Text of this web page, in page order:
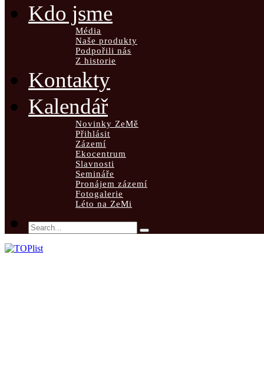
Kdo jsme
Média
Naše produkty
Podpořili nás
Z historie
Kontakty
Kalendář
Novinky ZeMě
Přihlásit
Zázemí
Ekocentrum
Slavnosti
Semináře
Pronájem zázemí
Fotogalerie
Léto na ZeMi